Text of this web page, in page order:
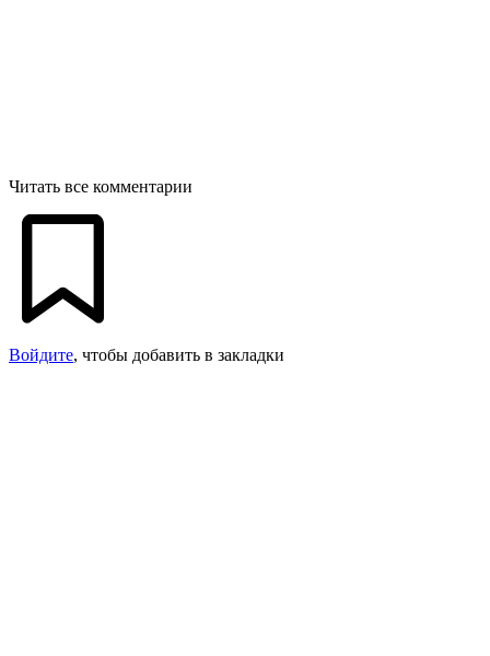
Читать все комментарии
Войдите, чтобы добавить в закладки